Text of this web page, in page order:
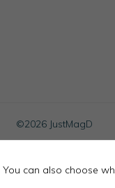
©2026 JustMagD
can also choose